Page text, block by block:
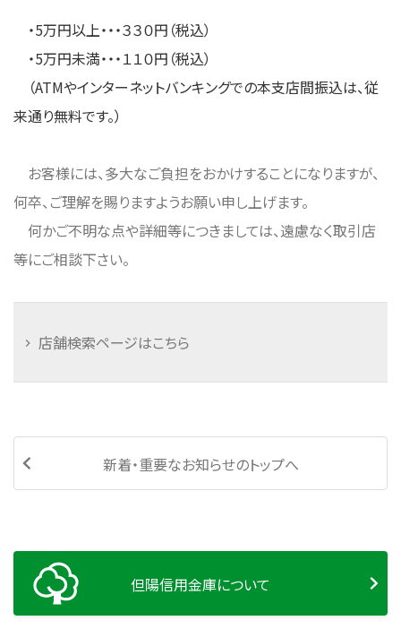
・5万円以上・・・３３０円（税込）
・5万円未満・・・１１０円（税込）
（ATMやインターネットバンキングでの本支店間振込は、従
来通り無料です。）
お客様には、多大なご負担をおかけすることになりますが、
何卒、ご理解を賜りますようお願い申し上げます。
何かご不明な点や詳細等につきましては、遠慮なく取引店
等にご相談下さい。
店舗検索ページはこちら
新着・重要なお知らせのトップへ
但陽信用金庫について